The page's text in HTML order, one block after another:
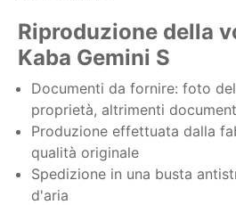
Riproduzione della
Kaba Gemini S
Documenti da fornire: foto
proprietà, altrimenti
Produzione effettuata dalla
qualità originale
Spedizione in una busta
d'aria